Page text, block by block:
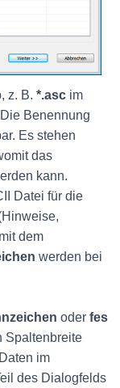
z. B. *.asc im
Benennung
Es stehen
das
kann.
Datei für die
dem
werden bei
oder fes
Spaltenbreite
im
des Dialogfelds